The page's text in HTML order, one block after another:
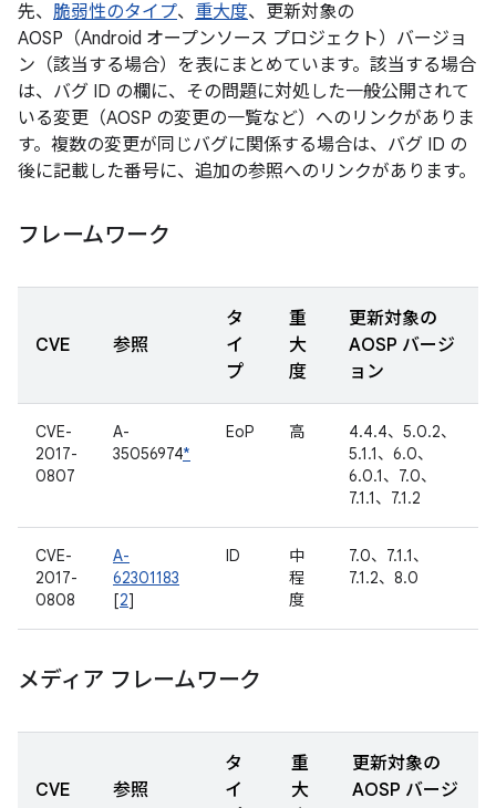
先、 脆弱性のタイプ、 重大度、更新対象の
AOSP（Android オープンソース プロジェクト）バージョ
ン（該当する場合）を表にまとめています。該当する場合
は、バグ ID の欄に、その問題に対処した一般公開されて
いる変更（AOSP の変更の一覧など）へのリンクがありま
す。複数の変更が同じバグに関係する場合は、バグ ID の
後に記載した番号に、追加の参照へのリンクがあります。
フレームワーク
CVE 参照
タ
イ
プ
重
大
度
更新対象の
AOSP バージ
ョン
CVE-
2017-
0807
A-
35056974*
EoP 高
4.4.4、5.0.2、
5.1.1、6.0、
6.0.1、7.0、
7.1.1、7.1.2
CVE-
2017-
0808
A-
62301183
[2]
ID
中
程
度
7.0、7.1.1、
7.1.2、8.0
メディア フレームワーク
CVE 参照
タ
イ
重
大
更新対象の
AOSP バージ